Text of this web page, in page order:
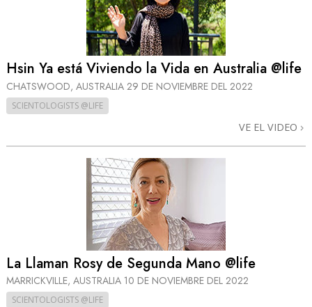
Hsin Ya está Viviendo la Vida en Australia @life
CHATSWOOD, AUSTRALIA 29 DE NOVIEMBRE DEL 2022
SCIENTOLOGISTS @LIFE
VE EL VIDEO
La Llaman Rosy de Segunda Mano @life
MARRICKVILLE, AUSTRALIA 10 DE NOVIEMBRE DEL 2022
SCIENTOLOGISTS @LIFE